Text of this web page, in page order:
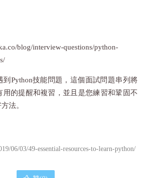
blog/interview-questions/python-
到Python技能問題，這個面試問題串列將
用的提醒和複習，並且是您練習和鞏固不
法。
06/03/49-essential-resources-to-learn-python/